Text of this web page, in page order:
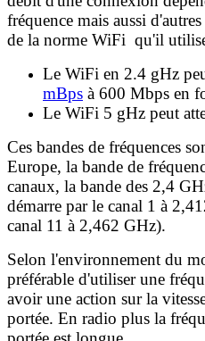
fréquence mais aussi
de la norme WiFi qu'il
Le WiFi en 2.4 gHz
mBps à 600 Mbps en
Le WiFi 5 gHz peut
Ces bandes de fréquences
Europe, la bande de
canaux, la bande des 2,4
démarre par le canal 1 à
canal 11 à 2,462 GHz).
Selon l'environnement du
préférable d'utiliser une
avoir une action sur la
portée. En radio plus la